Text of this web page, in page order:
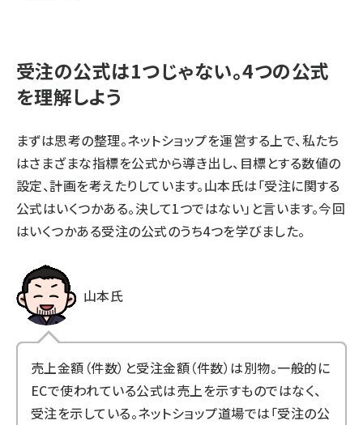
受注の公式は1つじゃない。4つの公式
を理解しよう
まずは思考の整理。ネットショップを運営する上で、私たち
はさまざまな指標を公式から導き出し、目標とする数値の
設定、計画を考えたりしています。山本氏は「受注に関する
公式はいくつかある。決して1つではない」と言います。今回
はいくつかある受注の公式のうち4つを学びました。
山本氏
売上金額（件数）と受注金額（件数）は別物。一般的に
ECで使われている公式は売上を示すものではなく、
受注を示している。ネットショップ道場では「受注の公